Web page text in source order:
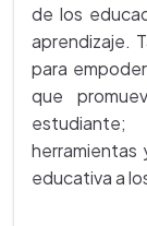
de los
aprendizaje.
para
que
herramientas
educativa a